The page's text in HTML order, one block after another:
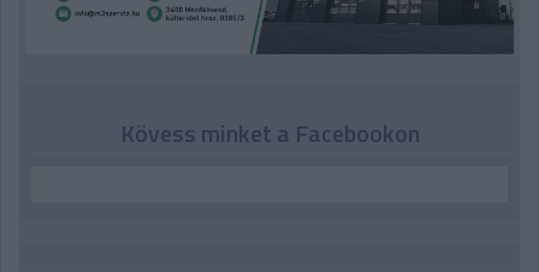
Kövess minket a Facebookon